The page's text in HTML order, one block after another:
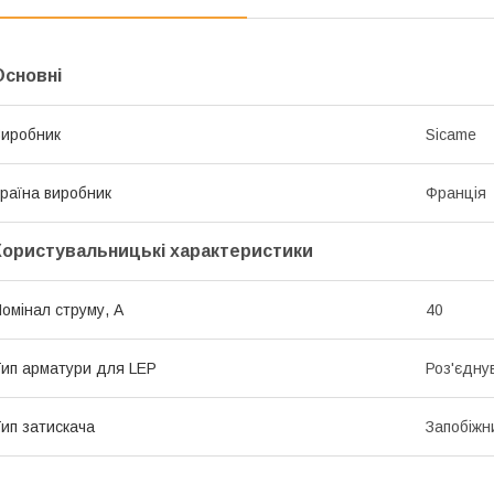
Sicame
виробник Франція
характеристики
струму, А 40
арматури для LEP
затискача